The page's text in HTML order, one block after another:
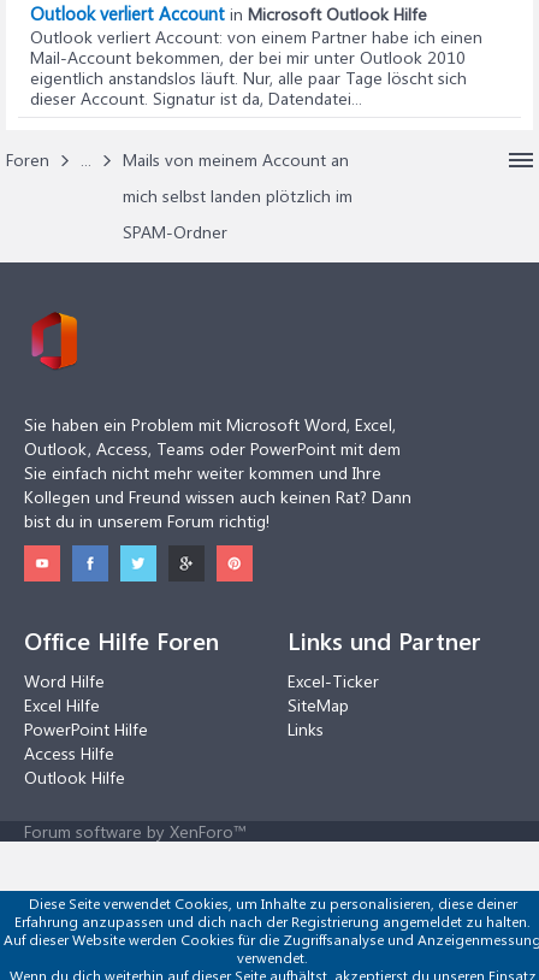
Outlook verliert Account in Microsoft Outlook Hilfe
Outlook verliert Account: von einem Partner habe ich einen
Mail-Account bekommen, der bei mir unter Outlook 2010
eigentlich anstandslos läuft. Nur, alle paar Tage löscht sich
dieser Account. Signatur ist da, Datendatei...
Foren ...
Mails von meinem Account an
mich selbst landen plötzlich im
SPAM-Ordner
Sie haben ein Problem mit Microsoft Word, Excel,
Outlook, Access, Teams oder PowerPoint mit dem
Sie einfach nicht mehr weiter kommen und Ihre
Kollegen und Freund wissen auch keinen Rat? Dann
bist du in unserem Forum richtig!
Office Hilfe Foren
Word Hilfe
Excel Hilfe
PowerPoint Hilfe
Access Hilfe
Outlook Hilfe
Links und Partner
Excel-Ticker
SiteMap
Links
Forum software by XenForo™
Diese Seite verwendet Cookies, um Inhalte zu personalisieren, diese deiner
Erfahrung anzupassen und dich nach der Registrierung angemeldet zu halten.
Auf dieser Website werden Cookies für die Zugriffsanalyse und
verwendet.
Wenn du dich weiterhin auf dieser Seite aufhältst, akzeptierst du unseren Einsatz